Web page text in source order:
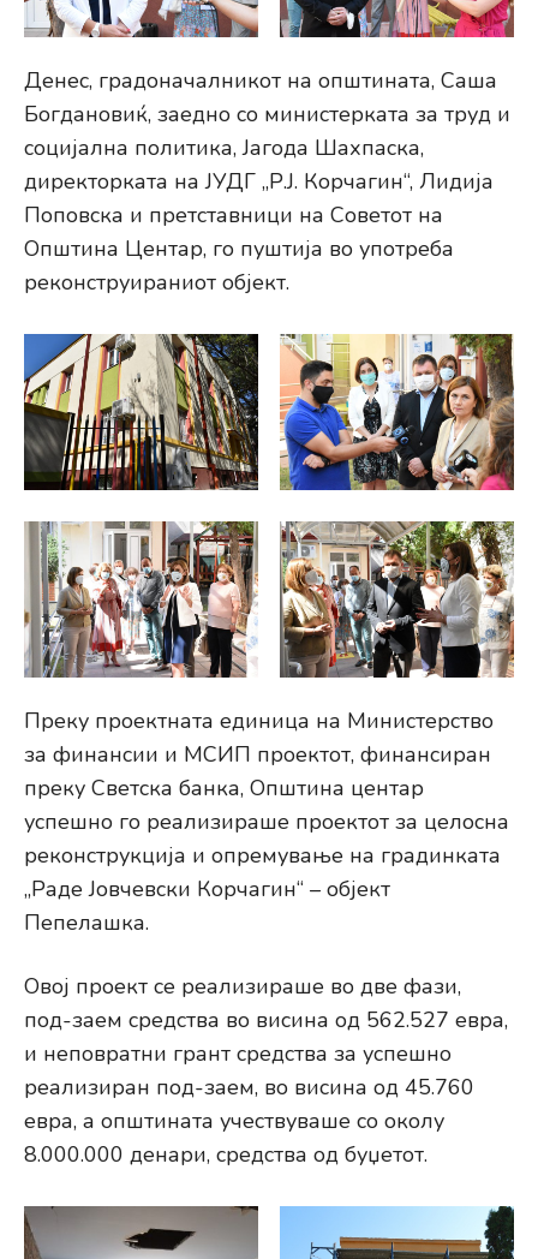
Денес, градоначалникот на општината, Саша
Богдановиќ, заедно со министерката за труд и
социјална политика, Јагода Шахпаска,
директорката на ЈУДГ „Р.Ј. Корчагин“, Лидија
Поповска и претставници на Советот на
Општина Центар, го пуштија во употреба
реконструираниот објект.
Преку проектната единица на Министерство
за финансии и МСИП проектот, финансиран
преку Светска банка, Општина центар
успешно го реализираше проектот за целосна
реконструкција и опремување на градинката
„Раде Јовчевски Корчагин“ – објект
Пепелашка.
Овој проект се реализираше во две фази,
под-заем средства во висина од 562.527 евра,
и неповратни грант средства за успешно
реализиран под-заем, во висина од 45.760
евра, а општината учествуваше со околу
8.000.000 денари, средства од буџетот.